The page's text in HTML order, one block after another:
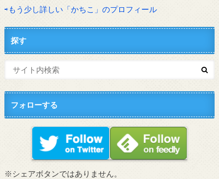
⇨もう少し詳しい「かちこ」のプロフィール
探す
フォローする
※シェアボタンではありません。